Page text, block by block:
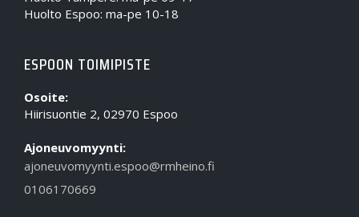
Huolto Espoo: ma-pe 10-18
ESPOON TOIMIPISTE
Osoite:
Hiirisuontie 2, 02970 Espoo
Ajoneuvomyynti:
ajoneuvomyynti.espoo@rmheino.fi
0106170669